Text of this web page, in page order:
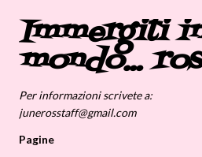
Passa ai contenuti
Immergiti
mondo...
Per informazioni scrivete a:
junerosstaff@gmail.com
Pagine